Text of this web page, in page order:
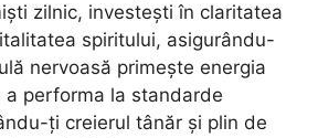
zilnic, investești în claritatea
spiritului, asigurându-
nervoasă primește energia
a performa la standarde
ți creierul tânăr și plin de